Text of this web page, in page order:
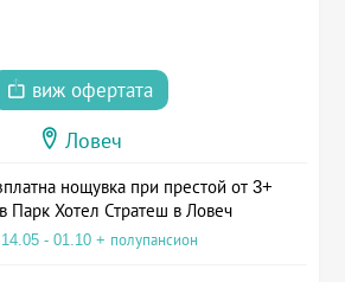
виж офертата
Ловеч
нощувка при престой от 3+
Парк Хотел Стратеш в Ловеч
- 01.10 + полупансион